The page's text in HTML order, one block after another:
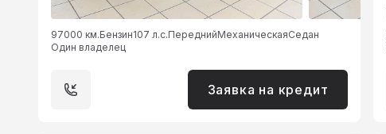
97000 км.Бензин107 л.с.ПереднийМеханическаяСедан
Один владелец
Заявка на кредит